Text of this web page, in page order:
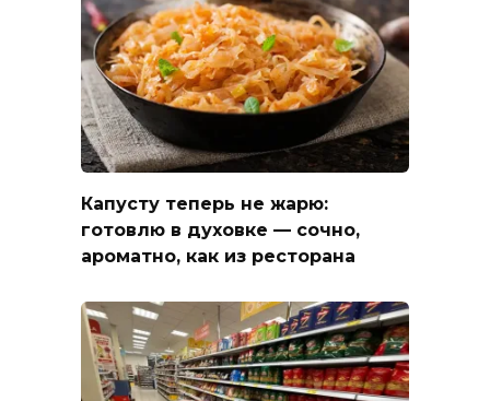
Капусту теперь не жарю:
готовлю в духовке — сочно,
ароматно, как из ресторана